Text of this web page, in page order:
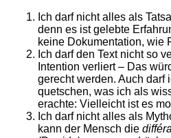
Ich darf nicht alles als
denn es ist gelebte
keine Dokumentation, wie
Ich darf den Text nicht so
Intention verliert – Das
gerecht werden. Auch darf
quetschen, was ich als
erachte: Vielleicht ist es
Ich darf nicht alles als
kann der Mensch die